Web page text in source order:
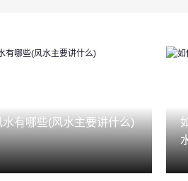
水有哪些(风水主要讲什么)